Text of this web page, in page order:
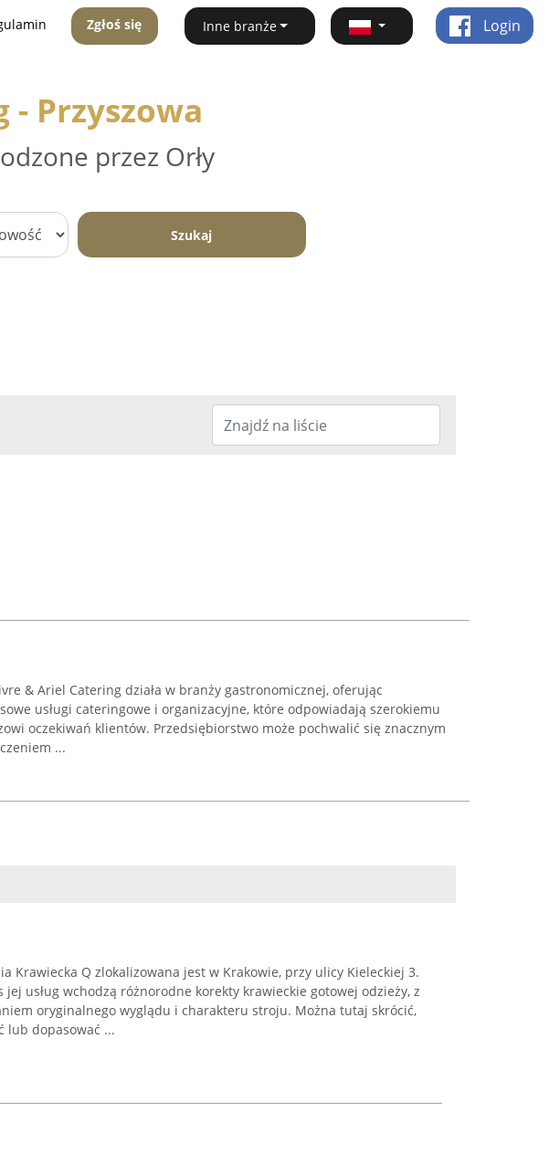
Zgłoś się Inne branże Login
- Przyszowa
przez Orły
Szukaj
& Ariel Catering działa w branży gastronomicznej, oferując
usługi cateringowe i organizacyjne, które odpowiadają szerokiemu
oczekiwań klientów. Przedsiębiorstwo może pochwalić się znacznym
...
Krawiecka Q zlokalizowana jest w Krakowie, przy ulicy Kieleckiej 3.
jej usług wchodzą różnorodne korekty krawieckie gotowej odzieży, z
oryginalnego wyglądu i charakteru stroju. Można tutaj skrócić,
lub dopasować ...